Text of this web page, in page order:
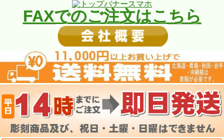
FAXでのご注文はこちら